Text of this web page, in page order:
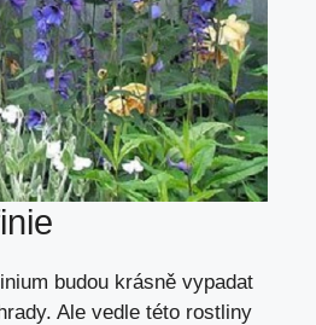
budou krásně vypadat
Ale vedle této rostliny